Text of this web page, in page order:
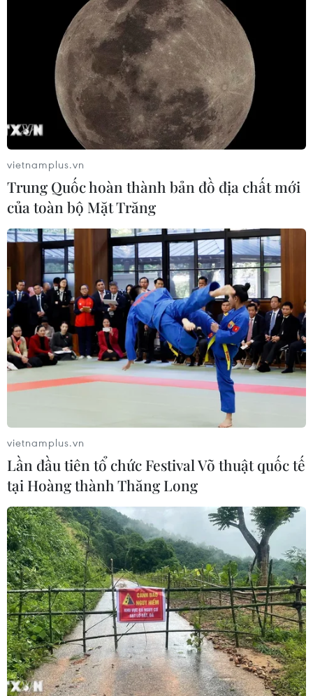
vietnamplus.vn
Trung Quốc hoàn thành bản đồ địa chất mới
của toàn bộ Mặt Trăng
vietnamplus.vn
Lần đầu tiên tổ chức Festival Võ thuật quốc tế
tại Hoàng thành Thăng Long